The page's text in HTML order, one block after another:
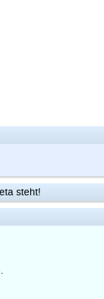
steht!